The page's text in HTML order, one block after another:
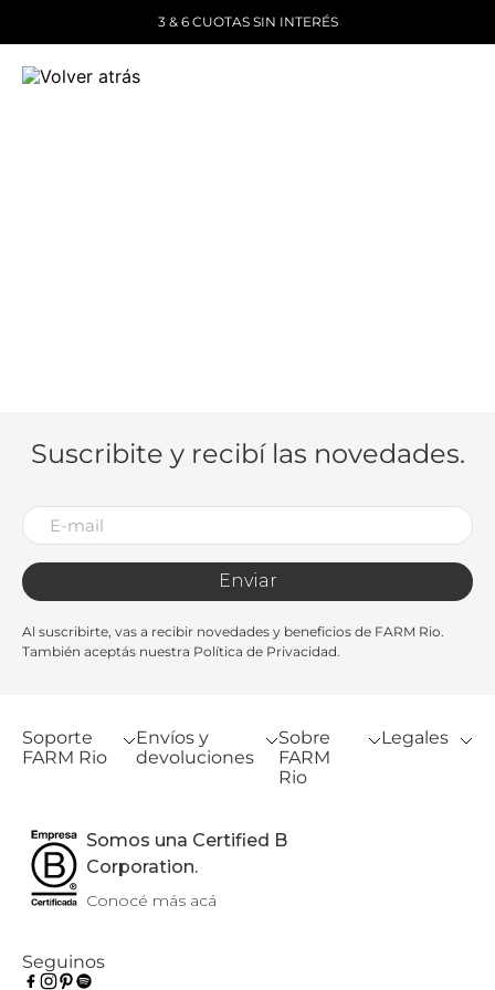
3 & 6 CUOTAS SIN INTERÉS
Suscribite y recibí las novedades.
Enviar
Al suscribirte, vas a recibir novedades y beneficios de FARM Rio.
También aceptás nuestra Política de Privacidad.
Soporte
FARM Rio
Envíos y
devoluciones
Sobre
FARM
Rio
Legales
Somos una Certified B
Corporation.
Conocé más acá
Seguinos